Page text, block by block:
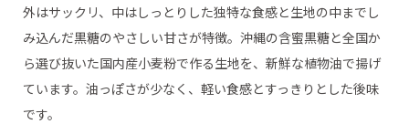
外はサックリ、中はしっとりした独特な食感と生地の中までし
み込んだ黒糖のやさしい甘さが特徴。沖縄の含蜜黒糖と全国か
ら選び抜いた国内産小麦粉で作る生地を、新鮮な植物油で揚げ
ています。油っぽさが少なく、軽い食感とすっきりとした後味
です。